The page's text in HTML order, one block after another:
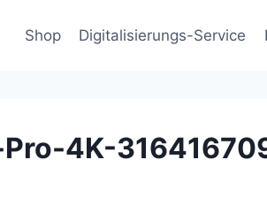
Shop Digitalisierungs-Service
4K-